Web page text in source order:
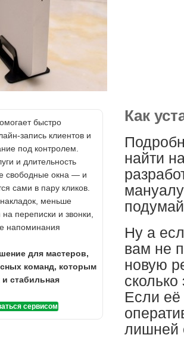
Как
найти
Ну а
вам не
новую
Если её
лишней
быстро
запись клиентов и
под контролем.
и длительность
свободные окна — и
сами в пару кликов.
меньше
переписки и звонки,
напоминания
для мастеров,
команд, которым
стабильная
сервисом